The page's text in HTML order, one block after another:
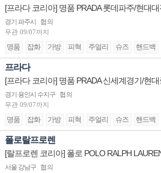
경기 파주시
협의
무관09/07까지
명품 잡화 가방 피혁 주얼리 슈즈 핸드백
프라다
경기 용인시 수지구
협의
무관09/07까지
명품 잡화 가방 피혁 주얼리 슈즈 핸드백
폴로랄프로렌
서울 강남구
협의